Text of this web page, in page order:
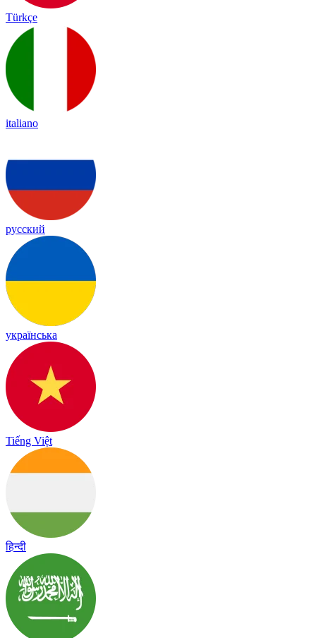
Türkçe
italiano
русский
українська
Tiếng Việt
हिन्दी